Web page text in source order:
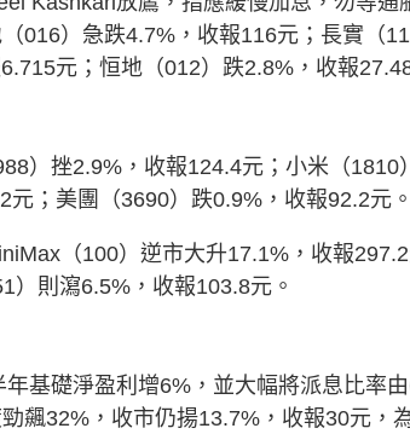
016）急跌4.7%，收報116元；長實（
元；恒地（012）跌2.8%，收報
）挫2.9%，收報124.4元；小米（1810
；美團（3690）跌0.9%，收報92.2元。
（100）逆市大升17.1%，收報297.2
）則瀉6.5%，收報103.8元。
基礎淨盈利增6%，並大幅將派息比率
飆32%，收市仍揚13.7%，收報30元，